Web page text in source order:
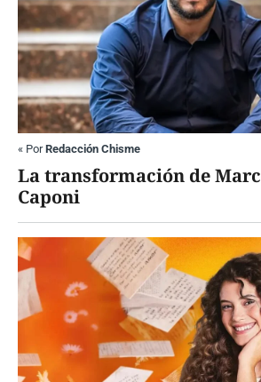
« PorRedacción Chisme
La transformación de
Caponi